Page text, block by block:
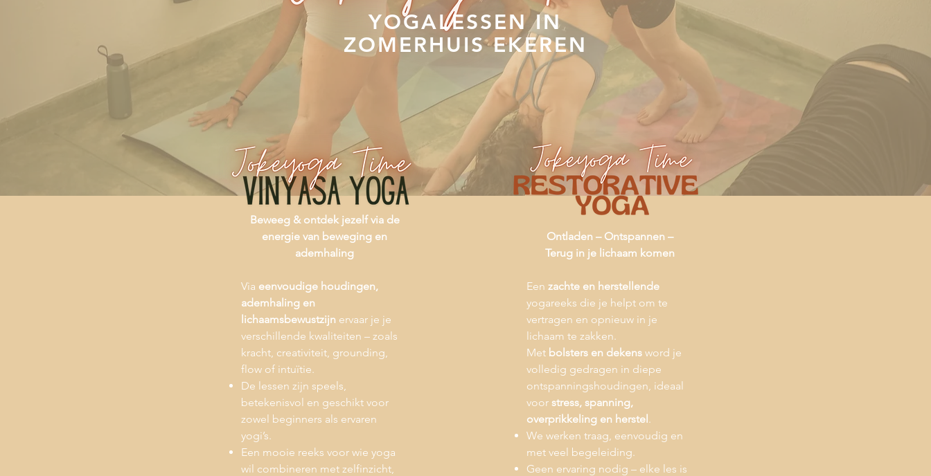
YOGALESSEN IN
ZOMERHUIS EKEREN
Beweeg & ontdek jezelf via de
energie van beweging en
ademhaling
Via eenvoudige houdingen,
ademhaling en
lichaamsbewustzijn ervaar je je
verschillende kwaliteiten – zoals
kracht, creativiteit, grounding,
flow of intuïtie.
De lessen zijn speels,
betekenisvol en geschikt voor
zowel beginners als ervaren
yogi’s.
Een mooie reeks voor wie yoga
wil combineren met zelfinzicht,
Ontladen – Ontspannen –
Terug in je lichaam komen
Een zachte en herstellende
yogareeks die je helpt om te
vertragen en opnieuw in je
lichaam te zakken.
Met bolsters en dekens word je
volledig gedragen in diepe
ontspanningshoudingen, ideaal
voor stress, spanning,
overprikkeling en herstel.
We werken traag, eenvoudig en
met veel begeleiding.
Geen ervaring nodig – elke les is